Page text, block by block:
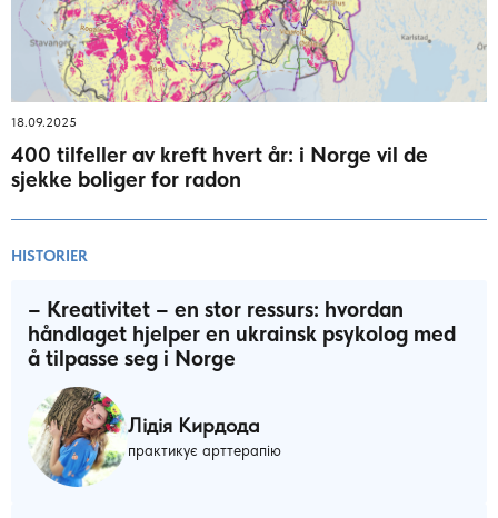
18.09.2025
400 tilfeller av kreft hvert år: i Norge vil de
sjekke boliger for radon
HISTORIER
– Kreativitet – en stor ressurs: hvordan
håndlaget hjelper en ukrainsk psykolog med
å tilpasse seg i Norge
Лідія Кирдода
практикує арттерапію